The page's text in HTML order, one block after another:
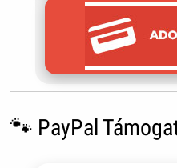
🐾 PayPal